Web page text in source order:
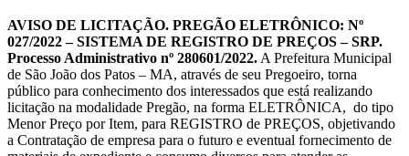
AVISO DE LICITAÇÃO. PREGÃO ELETRÔNICO: Nº
027/2022 – SISTEMA DE REGISTRO DE PREÇOS – SRP.
Processo Administrativo nº 280601/2022. A Prefeitura Municipal
de São João dos Patos – MA, através de seu Pregoeiro, torna
público para conhecimento dos interessados que está realizando
licitação na modalidade Pregão, na forma ELETRÔNICA, do tipo
Menor Preço por Item, para REGISTRO de PREÇOS, objetivando
a Contratação de empresa para o futuro e eventual fornecimento de